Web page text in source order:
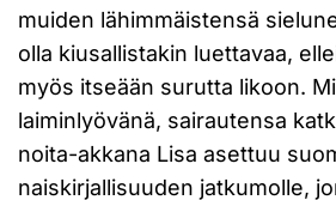
muiden lähimmäistensä
olla kiusallistakin luettavaa,
myös itseään surutta likoon.
laiminlyövänä, sairautensa
noita-akkana Lisa asettuu
naiskirjallisuuden jatkumolle,